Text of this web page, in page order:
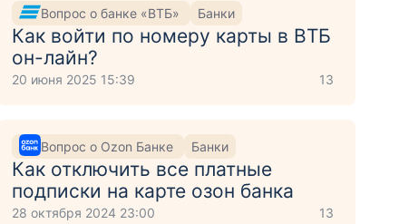
Вопрос о банке «ВТБ» Банки
Как войти по номеру карты в ВТБ
он-лайн?
20 июня 2025 15:39 13
Вопрос о Ozon Банке Банки
Как отключить все платные
подписки на карте озон банка
28 октября 2024 23:00 13